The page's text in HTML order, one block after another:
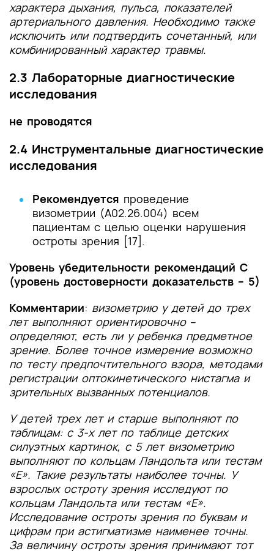
характера дыхания, пульса, показателей
артериального давления. Необходимо также
исключить или подтвердить сочетанный, или
комбинированный характер травмы.
2.3 Лабораторные диагностические
исследования
не проводятся
2.4 Инструментальные диагностические
исследования
Рекомендуется проведение
визометрии (A02.26.004) всем
пациентам с целью оценки нарушения
остроты зрения [17].
Уровень убедительности рекомендаций С
(уровень достоверности доказательств – 5)
Комментарии: визометрию у детей до трех
лет выполняют ориентировочно –
определяют, есть ли у ребенка предметное
зрение. Более точное измерение возможно
по тесту предпочтительного взора, методами
регистрации оптокинетического нистагма и
зрительных вызванных потенциалов.
У детей трех лет и старше выполняют по
таблицам: с 3-х лет по таблице детских
силуэтных картинок, с 5 лет визометрию
выполняют по кольцам Ландольта или тестам
«Е». Такие результаты наиболее точны. У
взрослых остроту зрения исследуют по
кольцам Ландольта или тестам «Е».
Исследование остроты зрения по буквам и
цифрам при астигматизме наименее точны.
За величину остроты зрения принимают тот